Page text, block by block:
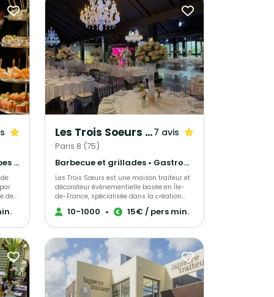
la
Français Traditionnel • Crêpes et galettes • Wedding Cake
de
qui
Les Trois Soeurs Traiteur7 avis
Paris 8 (75)
Barbecue et grillades • Gastronomique • Pâtisseries et desserts
Les Trois Sœurs est une maison traiteur et
décorateur événementielle basée en Île-
de-France, spécialisée dans la création
d’événements sur mesure et raffinés. Nous
allions savoir-faire culinaire et sens du
tout comme séminaires, inauguration et
autre type d'événements d’entreprise.
Chaque prestation est pensée comme une
expérience unique, mêlant tradition et
modernité, esthétique et saveurs. De la
décoration florale et scénographique à la
10-1000 • 15€ / pers min.